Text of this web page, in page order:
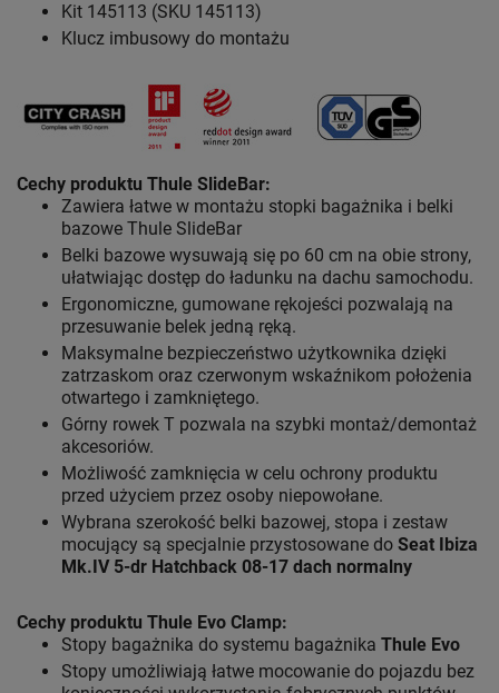
Kit 145113 (SKU 145113)
Klucz imbusowy do montażu
Cechy produktu Thule SlideBar:
Zawiera łatwe w montażu stopki bagażnika i belki
bazowe Thule SlideBar
Belki bazowe wysuwają się po 60 cm na obie strony,
ułatwiając dostęp do ładunku na dachu samochodu.
Ergonomiczne, gumowane rękojeści pozwalają na
przesuwanie belek jedną ręką.
Maksymalne bezpieczeństwo użytkownika dzięki
zatrzaskom oraz czerwonym wskaźnikom położenia
otwartego i zamkniętego.
Górny rowek T pozwala na szybki montaż/demontaż
akcesoriów.
Możliwość zamknięcia w celu ochrony produktu
przed użyciem przez osoby niepowołane.
Wybrana szerokość belki bazowej, stopa i zestaw
mocujący są specjalnie przystosowane do Seat Ibiza
Mk.IV 5-dr Hatchback 08-17 dach normalny
Cechy produktu Thule Evo Clamp:
Stopy bagażnika do systemu bagażnika Thule Evo
Stopy umożliwiają łatwe mocowanie do pojazdu bez